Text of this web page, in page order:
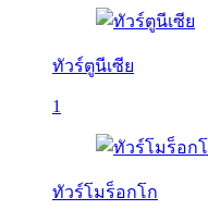
ทัวร์ตูนีเซีย
1
ทัวร์โมร็อกโก